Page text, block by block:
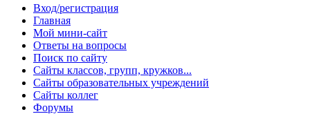
Вход/регистрация
Главная
Мой мини-сайт
Ответы на вопросы
Поиск по сайту
Сайты классов, групп, кружков...
Сайты образовательных учреждений
Сайты коллег
Форумы